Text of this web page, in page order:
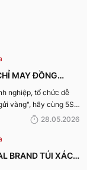
MAY ĐỒNG
ĐẸP, UY TÍN
nghiệp, tổ chức dễ
vàng", hãy cùng 5S
địa chỉ may đồng
tích cực nhất hiện
28.05.2026
BRAND TÚI XÁCH